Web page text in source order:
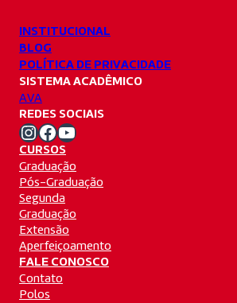
INSTITUCIONAL
BLOG
POLÍTICA DE PRIVACIDADE
SISTEMA ACADÊMICO
AVA
REDES SOCIAIS
Instagram Unifacvest Facebook Unifacvest Youtube Unifacvest
CURSOS
Graduação
Pós-Graduação
Segunda
Graduação
Extensão
Aperfeiçoamento
FALE CONOSCO
Contato
Polos